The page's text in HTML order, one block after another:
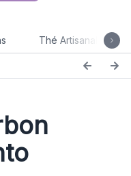
Thé Artisanal